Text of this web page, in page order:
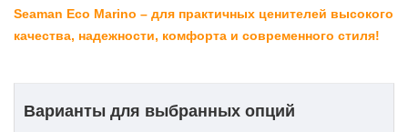
Seaman Eco Marino – для практичных ценителей высокого
качества, надежности, комфорта и современного стиля!
Варианты для выбранных опций